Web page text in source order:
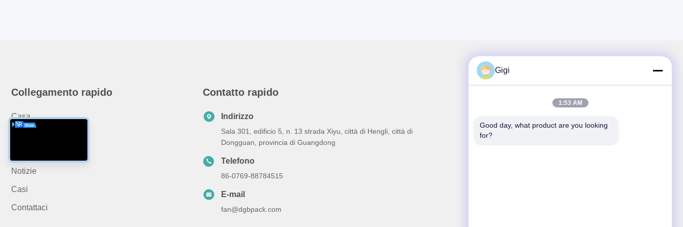
Collegamento rapido
Casa.
Notizie
Casi
Contattaci
Contatto rapido
Indirizzo
Sala 301, edificio 5, n. 13 strada Xiyu, città di Hengli, città di
Dongguan, provincia di Guangdong
Telefono
86-0769-88784515
E-mail
fan@dgbpack.com
Gigi
1:53 AM
Good day, what product are you looking
for?